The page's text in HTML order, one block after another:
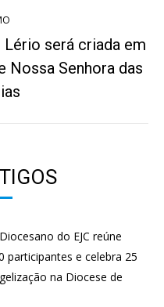
será criada em
Nossa Senhora das
do EJC reúne
participantes e celebra 25
na Diocese de